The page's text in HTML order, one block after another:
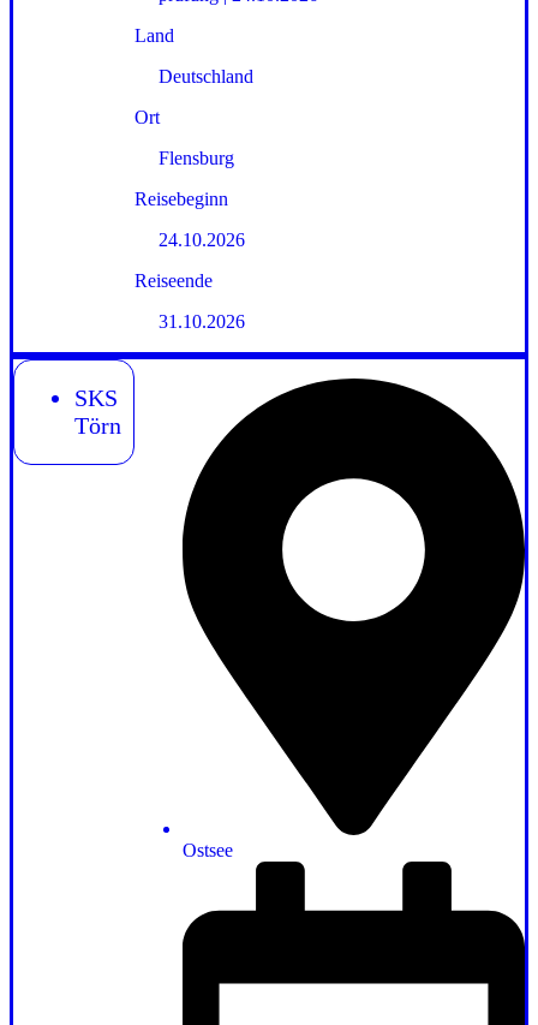
Land
Deutschland
Ort
Flensburg
Reisebeginn
24.10.2026
Reiseende
31.10.2026
SKS
Törn
Ostsee